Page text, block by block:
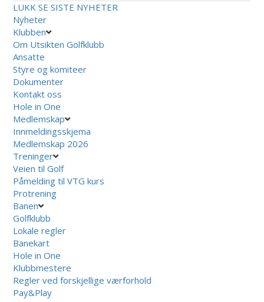
LUKK SE SISTE NYHETER
Nyheter
Klubben
Om Utsikten Golfklubb
Ansatte
Styre og komiteer
Dokumenter
Kontakt oss
Hole in One
Medlemskap
Innmeldingsskjema
Medlemskap 2026
Treninger
Veien til Golf
Påmelding til VTG kurs
Protrening
Banen
Golfklubb
Lokale regler
Banekart
Hole in One
Klubbmestere
Regler ved forskjellige værforhold
Pay&Play